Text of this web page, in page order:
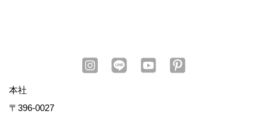
本社
〒396-0027